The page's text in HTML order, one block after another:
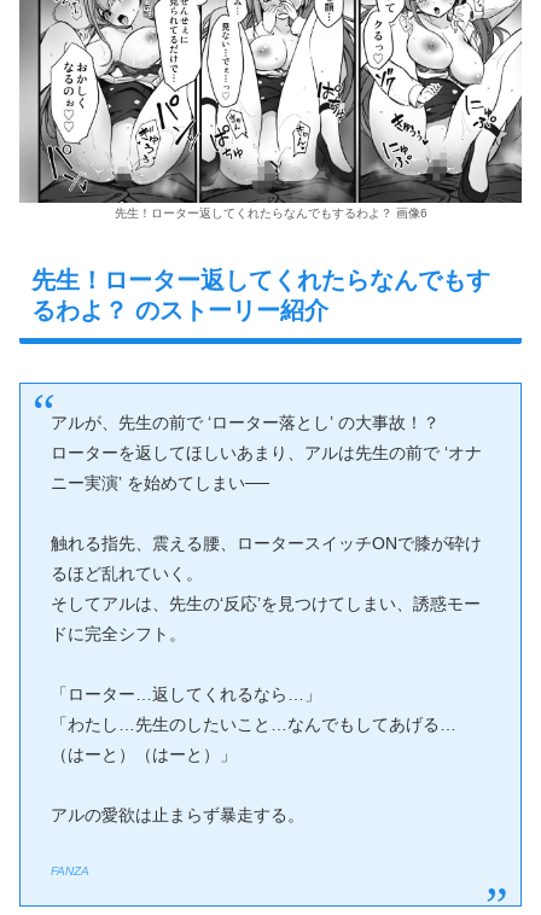
先生！ローター返してくれたらなんでもするわよ？ 画像6
先生！ローター返してくれたらなんでもす
るわよ？ のストーリー紹介
アルが、先生の前で ‘ローター落とし’ の大事故！？
ローターを返してほしいあまり、アルは先生の前で ‘オナ
ニー実演’ を始めてしまい──
触れる指先、震える腰、ロータースイッチONで膝が砕け
るほど乱れていく。
そしてアルは、先生の‘反応’を見つけてしまい、誘惑モー
ドに完全シフト。
「ローター…返してくれるなら…」
「わたし…先生のしたいこと…なんでもしてあげる…
（はーと）（はーと）」
アルの愛欲は止まらず暴走する。
FANZA